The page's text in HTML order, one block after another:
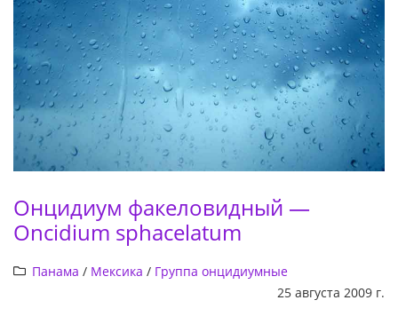
Онцидиум факеловидный —
Oncidium sphacelatum
Панама / Мексика / Группа онцидиумные
25 августа 2009 г.